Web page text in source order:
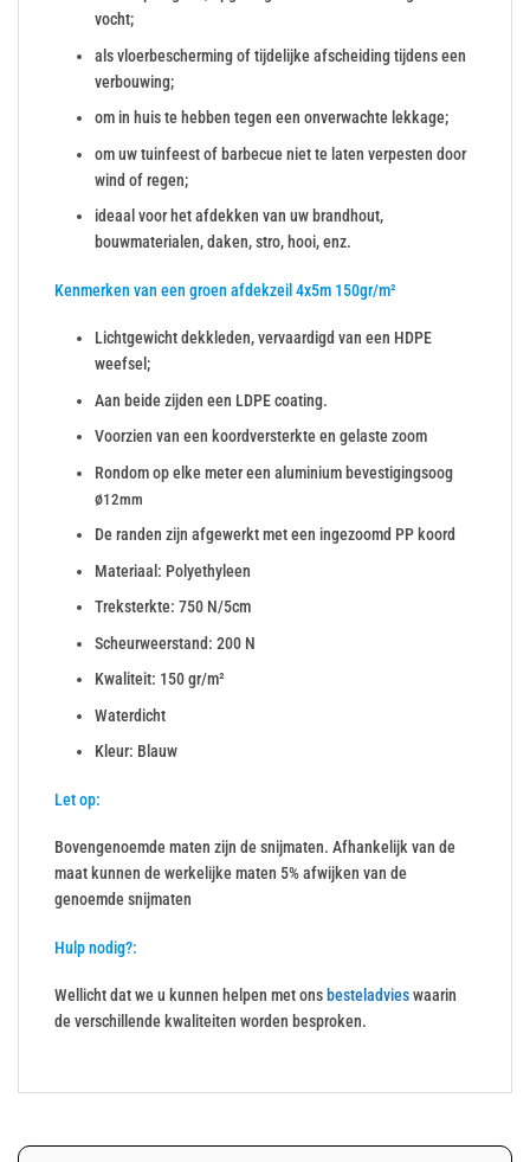
vocht;
als vloerbescherming of tijdelijke afscheiding tijdens een
verbouwing;
om in huis te hebben tegen een onverwachte lekkage;
om uw tuinfeest of barbecue niet te laten verpesten door
wind of regen;
ideaal voor het afdekken van uw brandhout,
bouwmaterialen, daken, stro, hooi, enz.
Kenmerken van een groen afdekzeil 4x5m 150gr/m²
Lichtgewicht dekkleden, vervaardigd van een HDPE
weefsel;
Aan beide zijden een LDPE coating.
Voorzien van een koordversterkte en gelaste zoom
Rondom op elke meter een aluminium bevestigingsoog
ø12mm
De randen zijn afgewerkt met een ingezoomd PP koord
Materiaal: Polyethyleen
Treksterkte: 750 N/5cm
Scheurweerstand: 200 N
Kwaliteit: 150 gr/m²
Waterdicht
Kleur: Blauw
Let op:
Bovengenoemde maten zijn de snijmaten. Afhankelijk van de
maat kunnen de werkelijke maten 5% afwijken van de
genoemde snijmaten
Hulp nodig?:
Wellicht dat we u kunnen helpen met ons besteladvieswaarin
de verschillende kwaliteiten worden besproken.